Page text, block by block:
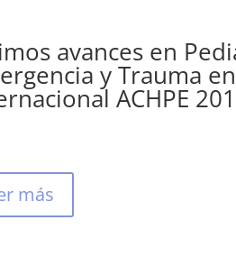
avances en
y Trauma
ACHPE
más